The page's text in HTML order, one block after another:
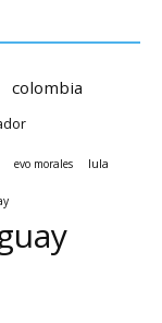
colombia
evo morales lula